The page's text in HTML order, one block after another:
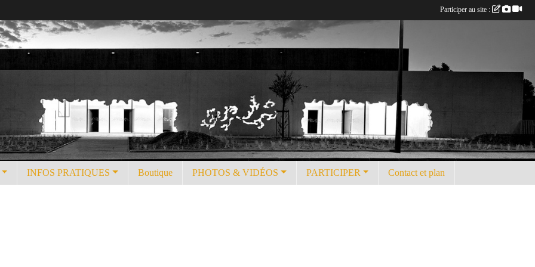
INFOS PRATIQUES Boutique PHOTOS & VIDÉOS PARTICIPER Contact et plan
Participer au site :